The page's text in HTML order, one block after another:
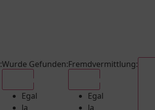
:Wurde Gefunden:
Egal
Ja
Fremdvermittlung:
Egal
Ja